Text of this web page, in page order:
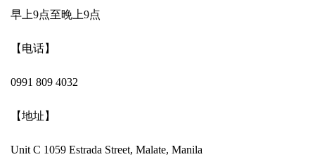
早上9点至晚上9点
【电话】
0991 809 4032
【地址】
Unit C 1059 Estrada Street, Malate, Manila